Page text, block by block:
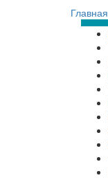
Главная